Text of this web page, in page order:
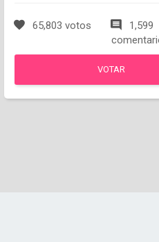
65,803 votos
1,599
VOTAR